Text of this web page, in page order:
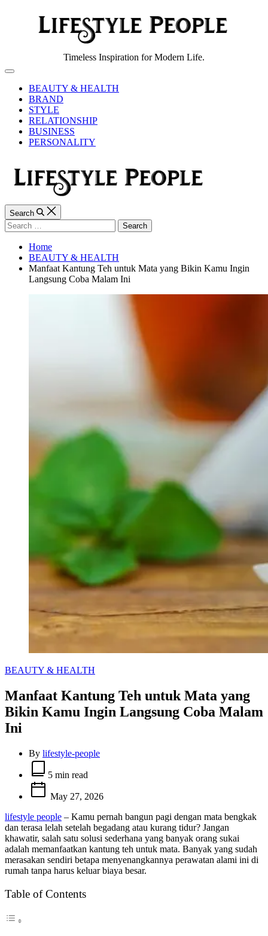
People
Timeless Inspiration for Modern Life.
Off
CanvasBEAUTY & HEALTH
BRAND
STYLE
RELATIONSHIP
BUSINESS
PERSONALITY
Search
Search
for:
Home
BEAUTY & HEALTH
Manfaat Kantung Teh untuk Mata yang Bikin Kamu Ingin
Langsung Coba Malam Ini
Categories
BEAUTY & HEALTH
Manfaat Kantung Teh untuk Mata yang
Bikin Kamu Ingin Langsung Coba Malam
Ini
By lifestyle-people
Estimated
read
time
5 min read
May 27, 2026
lifestyle people – Kamu pernah bangun pagi dengan mata bengkak
dan terasa lelah setelah begadang atau kurang tidur? Jangan
khawatir, salah satu solusi sederhana yang banyak orang sukai
adalah memanfaatkan kantung teh untuk mata. Banyak yang sudah
merasakan sendiri betapa menyenangkannya perawatan alami ini di
rumah tanpa harus keluar biaya besar.
Table of Contents